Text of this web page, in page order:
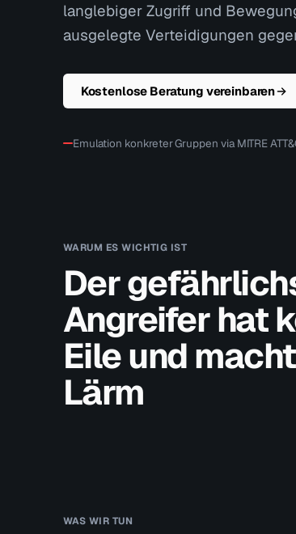
langlebiger Zugriff und
ausgelegte Verteidigungen
Kostenlose Beratung vereinbaren
Emulation konkreter Gruppen via MITRE
WARUM ES WICHTIG IST
Der
Angreifer hat
Eile und
Lärm
WAS WIR TUN